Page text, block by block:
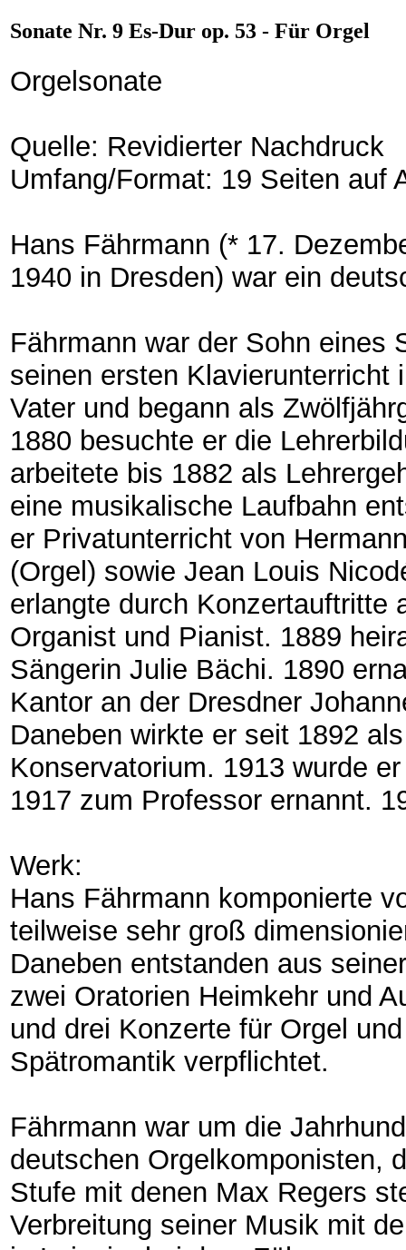
Sonate Nr. 9 Es-Dur op. 53 - Für Orgel
Orgelsonate
Quelle: Revidierter Nachdruck
Umfang/Format: 19 Seiten auf
Hans Fährmann (* 17.
1940 in Dresden) war ein
Fährmann war der Sohn eines
seinen ersten Klavierunterricht
Vater und begann als
1880 besuchte er die
arbeitete bis 1882 als
eine musikalische Laufbahn
er Privatunterricht von
(Orgel) sowie Jean Louis
erlangte durch Konzertauftritte
Organist und Pianist. 1889
Sängerin Julie Bächi. 1890
Kantor an der Dresdner
Daneben wirkte er seit 1892
Konservatorium. 1913 wurde
1917 zum Professor ernannt.
Werk:
Hans Fährmann komponierte
teilweise sehr groß
Daneben entstanden aus
zwei Oratorien Heimkehr und
und drei Konzerte für Orgel
Spätromantik verpflichtet.
Fährmann war um die
deutschen Orgelkomponisten,
Stufe mit denen Max Regers
Verbreitung seiner Musik mit